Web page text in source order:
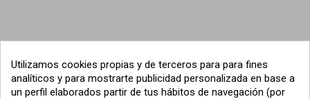
Utilizamos cookies propias y de terceros para para fines
analíticos y para mostrarte publicidad personalizada en base a
un perfil elaborados partir de tus hábitos de navegación (por